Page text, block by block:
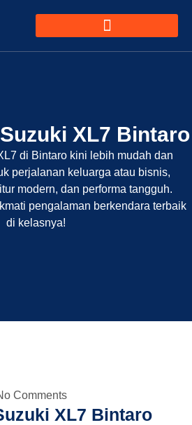
XL7 Bintaro
di Bintaro kini lebih mudah dan
perjalanan keluarga atau bisnis,
modern, dan performa tangguh.
pengalaman berkendara terbaik
di kelasnya!
Comments
XL7 Bintaro